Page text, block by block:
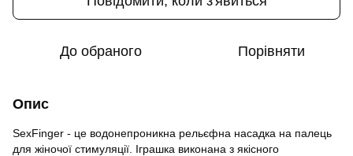
До обраного Порівняти
Опис
SexFinger - це водонепроникна рельєфна насадка на палець
для жіночої стимуляції. Іграшка виконана з якісного